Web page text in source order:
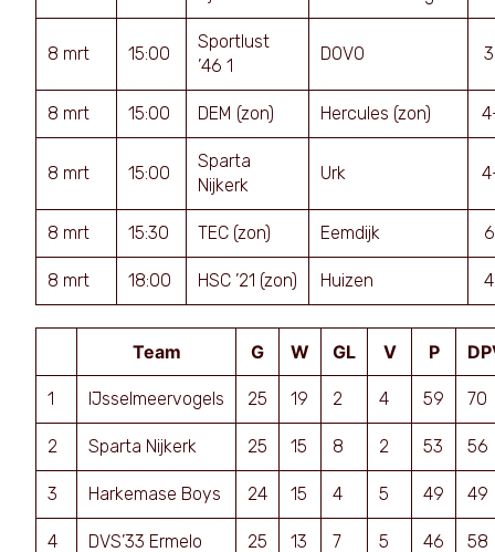
8 mrt 15:00
Sportlust
’46 1
DOVO
8 mrt 15:00 DEM (zon) Hercules (zon)
8 mrt 15:00
Sparta
Nijkerk
Urk
8 mrt 15:30 TEC (zon) Eemdijk
8 mrt 18:00 HSC ’21 (zon) Huizen
Team G W GL V P
1 IJsselmeervogels 25 19 2 4 59 70
2 Sparta Nijkerk 25 15 8 2 53 56
3 Harkemase Boys 24 15 4 5 49 49
4 DVS’33 Ermelo 25 13 7 5 46 58